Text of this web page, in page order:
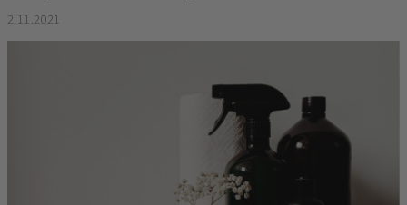
2.11.2021